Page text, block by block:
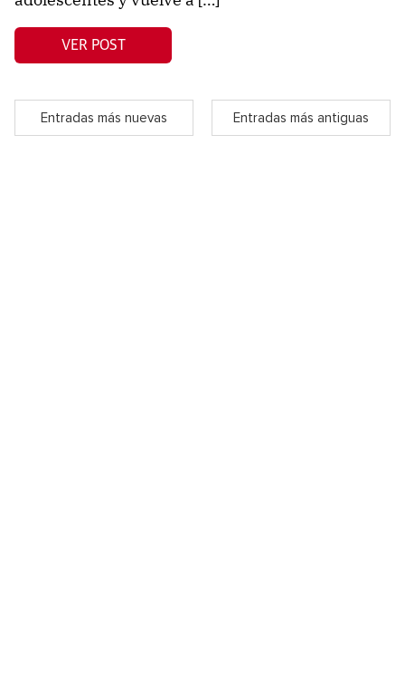
VER POST
Entradas más nuevas Entradas más antiguas